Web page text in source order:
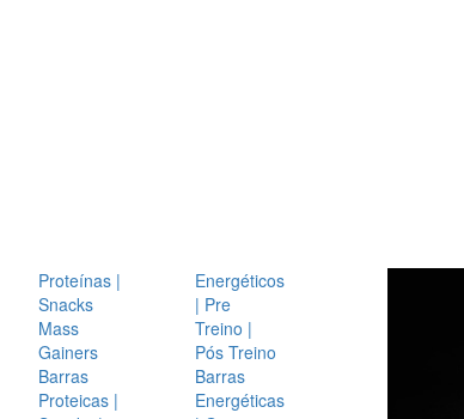
Proteínas |
Snacks
Mass
Gainers
Barras
Proteicas |
Energéticos
| Pre
Treino |
Pós Treino
Barras
Energéticas